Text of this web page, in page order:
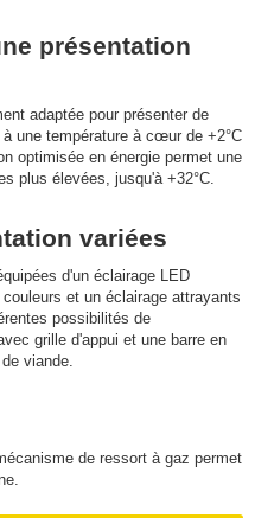
présentation
adaptée pour présenter de
une température à cœur de +2°C
optimisée en énergie permet une
plus élevées, jusqu'à +32°C.
variées
d'un éclairage LED
et un éclairage attrayants
possibilités de
grille d'appui et une barre en
viande.
de ressort à gaz permet